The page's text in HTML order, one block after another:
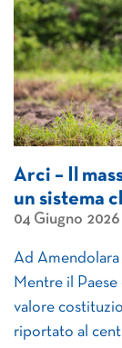
Arci – Il
un sistema
04 Giugno 2026
Ad
Mentre il Paese
valore
riportato al